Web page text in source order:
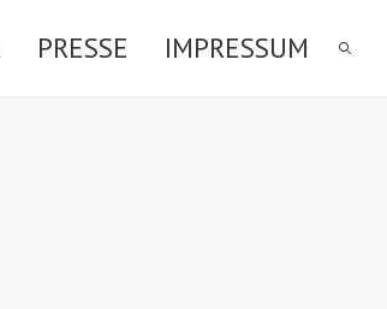
PRESSE IMPRESSUM